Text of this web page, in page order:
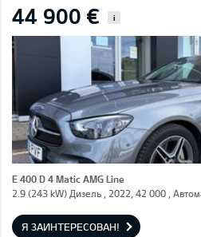
44 900 € i
E 400 D 4 Matic AMG Line
2.9 (243 kW) Дизель , 2022, 42 000 ,
Я ЗАИНТЕРЕСОВАН!